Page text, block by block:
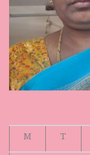
M
T